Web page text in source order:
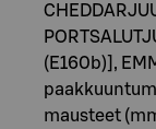
(E160b)],
mausteet